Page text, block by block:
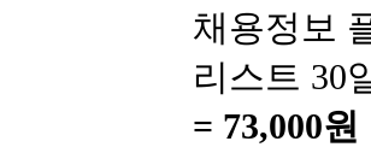
채용정보
리스트 30
= 73,000원